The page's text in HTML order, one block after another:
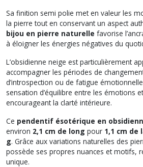
Sa finition semi polie met en valeur les
la pierre tout en conservant un aspect
bijou en pierre naturelle favorise
à éloigner les énergies négatives du
L’obsidienne neige est particulièrement
accompagner les périodes de
d’introspection ou de fatigue
sensation d’équilibre entre les émotions
encourageant la clarté intérieure.
Ce pendentif ésotérique en
environ 2,1 cm de long pour 1,1 cm de
g. Grâce aux variations naturelles des
possède ses propres nuances et motifs,
unique.